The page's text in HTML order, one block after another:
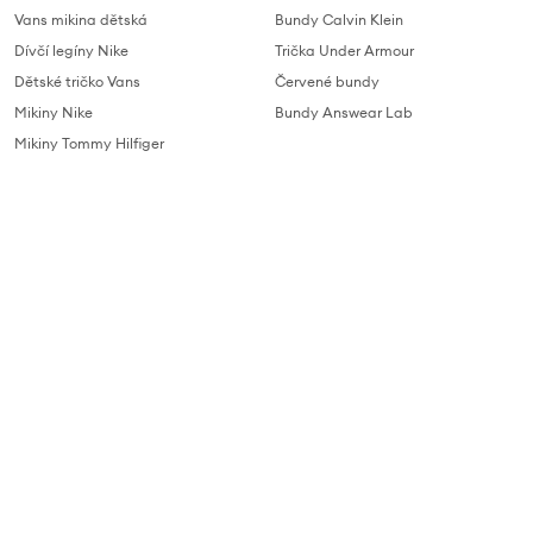
Vans mikina dětská
Dívčí legíny Nike
Dětské tričko Vans
Mikiny Nike
Mikiny Tommy Hilfiger
Bundy Calvin Klein
Trička Under Armour
Červené bundy
Bundy Answear Lab